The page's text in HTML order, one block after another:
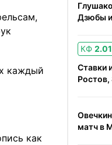
каждый
как
Дзюбы и
КФ 2.01
Ставки
Ростов,
матч в